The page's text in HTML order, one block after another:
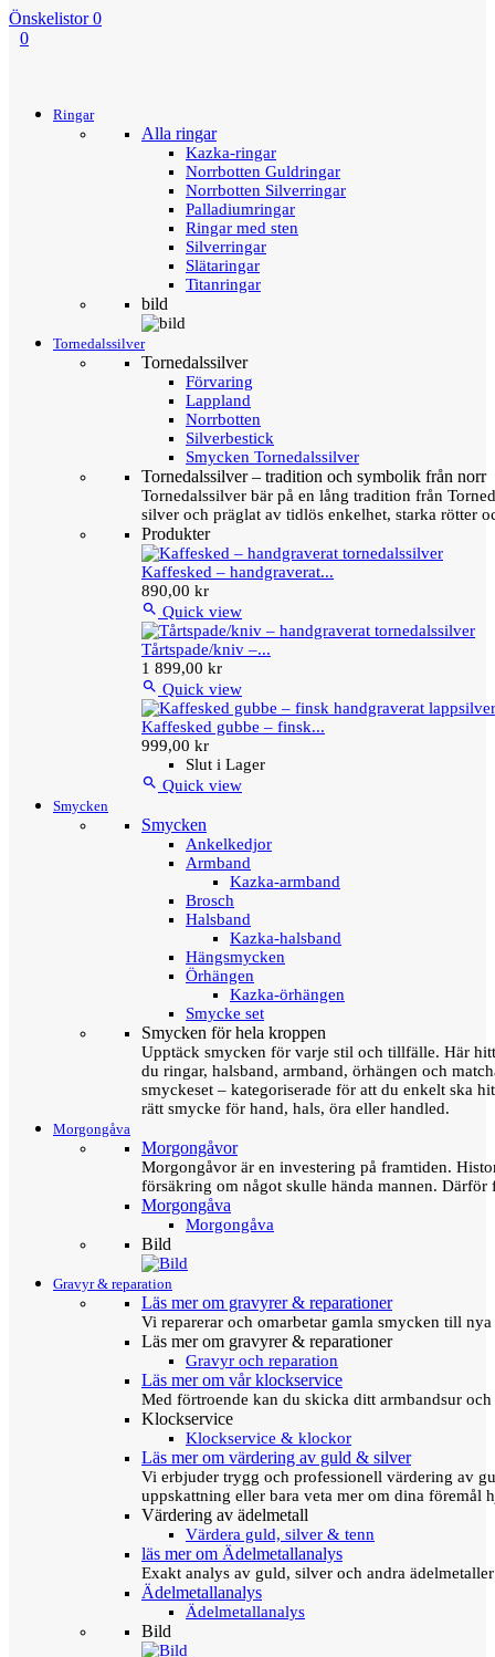
Önskelistor 0
0
Ringar
Alla ringar
Kazka-ringar
Norrbotten Guldringar
Norrbotten Silverringar
Palladiumringar
Ringar med sten
Silverringar
Slätaringar
Titanringar
bild
Tornedalssilver
Tornedalssilver
Förvaring
Lappland
Norrbotten
Silverbestick
Smycken Tornedalssilver
Tornedalssilver – tradition och symbolik från norr
Tornedalssilver bär på en lång tradition från
silver och präglat av tidlös enkelhet, starka rötter
Produkter
Kaffesked – handgraverat...
890,00 kr
 Quick view
Tårtspade/kniv –...
1 899,00 kr
 Quick view
Kaffesked gubbe – finsk...
999,00 kr
Slut i Lager
 Quick view
Smycken
Smycken
Ankelkedjor
Armband
Kazka-armband
Brosch
Halsband
Kazka-halsband
Hängsmycken
Örhängen
Kazka-örhängen
Smycke set
Smycken för hela kroppen
Upptäck smycken för varje stil och tillfälle. Här
du ringar, halsband, armband, örhängen och
smyckeset – kategoriserade för att du enkelt ska
rätt smycke för hand, hals, öra eller handled.
Morgongåva
Morgongåvor
Morgongåvor är en investering på framtiden.
försäkring om något skulle hända mannen.
Morgongåva
Morgongåva
Bild
Gravyr & reparation
Läs mer om gravyrer & reparationer
Vi reparerar och omarbetar gamla smycken till
Läs mer om gravyrer & reparationer
Gravyr och reparation
Läs mer om vår klockservice
Med förtroende kan du skicka ditt armbandsur
Klockservice
Klockservice & klockor
Läs mer om värdering av guld & silver
Vi erbjuder trygg och professionell värdering av
uppskattning eller bara veta mer om dina föremål
Värdering av ädelmetall
Värdera guld, silver & tenn
läs mer om Ädelmetallanalys
Exakt analys av guld, silver och andra
Ädelmetallanalys
Ädelmetallanalys
Bild